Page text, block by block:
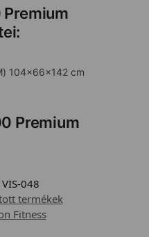
104x66x142 cm
Premium
VIS-048
termékek
Fitness